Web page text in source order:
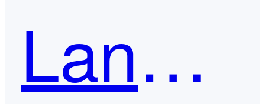
LannIao蓝鸟云